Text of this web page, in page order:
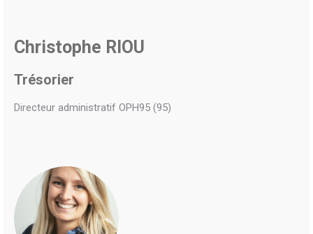
Christophe RIOU
Trésorier
Directeur administratif OPH95 (95)